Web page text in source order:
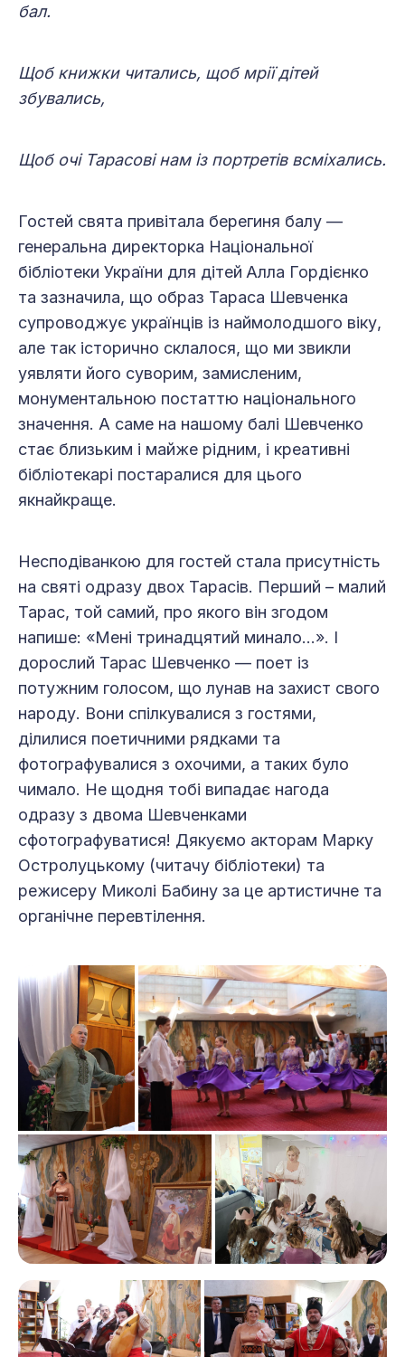
бал.
Щоб книжки читались, щоб мрії дітей
збувались,
Щоб очі Тарасові нам із портретів всміхались.
Гостей свята привітала берегиня балу —
генеральна директорка Національної
бібліотеки України для дітей Алла Гордієнко
та зазначила, що образ Тараса Шевченка
супроводжує українців із наймолодшого віку,
але так історично склалося, що ми звикли
уявляти його суворим, замисленим,
монументальною постаттю національного
значення. А саме на нашому балі Шевченко
стає близьким і майже рідним, і креативні
бібліотекарі постаралися для цього
якнайкраще.
Несподіванкою для гостей стала присутність
на святі одразу двох Тарасів. Перший – малий
Тарас, той самий, про якого він згодом
напише: «Мені тринадцятий минало…». І
дорослий Тарас Шевченко — поет із
потужним голосом, що лунав на захист свого
народу. Вони спілкувалися з гостями,
ділилися поетичними рядками та
фотографувалися з охочими, а таких було
чимало. Не щодня тобі випадає нагода
одразу з двома Шевченками
сфотографуватися! Дякуємо акторам Марку
Остролуцькому (читачу бібліотеки) та
режисеру Миколі Бабину за це артистичне та
органічне перевтілення.